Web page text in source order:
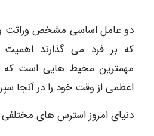
دو عامل اساسی مشخص وراثت و
که بر فرد می گذارند اهمیت
مهمترین محیط هایی است که
اعظمی از وقت خود را در آنجا
دنیای امروز استرس های مختلفی